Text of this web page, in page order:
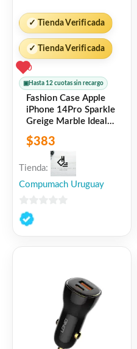
✓ Tienda Verificada
✓ Tienda Verificada
0
▣ Hasta 12 cuotas sin recargo
Fashion Case Apple
iPhone 14Pro Sparkle
Greige Marble Ideal
of Sweden
$383
Tienda:
Compumach Uruguay
0
de